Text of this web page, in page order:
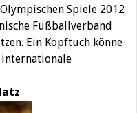
Spiele 2012
Fußballverband
Ein Kopftuch könne
internationale